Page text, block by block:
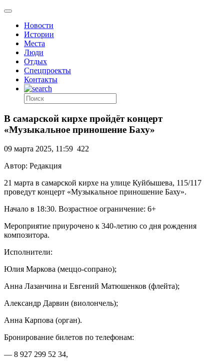
Новости
Истории
Места
Люди
Отдых
Спецпроекты
Контакты
В самарской кирхе пройдёт концерт
«Музыкальное приношение Баху»
09 марта 2025, 11:59 422
Автор: Редакция
21 марта в самарской кирхе на улице Куйбышева, 115/117
проведут концерт «Музыкальное приношение Баху».
Начало в 18:30. Возрастное ограничение: 6+
Мероприятие приурочено к 340-летию со дня рождения
композитора.
Исполнители:
Юлия Маркова (меццо-сопрано);
Анна Лазанчина и Евгений Матюшенков (флейта);
Александр Дарвин (виолончель);
Анна Карпова (орган).
Бронирование билетов по телефонам:
— 8 927 299 52 34,